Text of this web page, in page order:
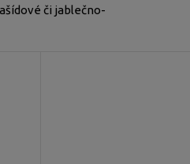
či jablečno-